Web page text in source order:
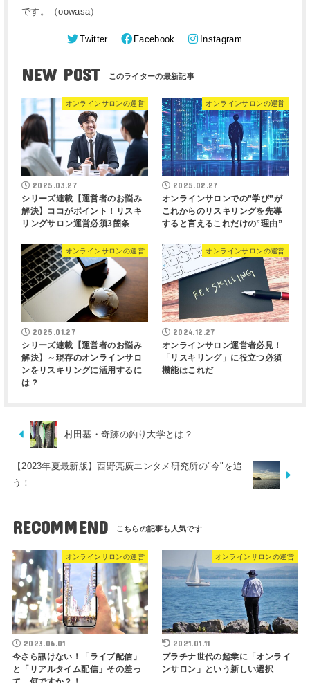
です。（oowasa）
Twitter Facebook Instagram
NEW POST
オンラインサロンの運営
2025.03.27
シリーズ連載【運営者のお悩み
解決】ココがポイント！リスキ
リングサロン運営必須3箇条
オンラインサロンの運営
2025.02.27
オンラインサロンでの”学び”が
これからのリスキリングを先導
すると言えるこれだけの”理由”
オンラインサロンの運営
2025.01.27
シリーズ連載【運営者のお悩み
解決】～現存のオンラインサロ
ンをリスキリングに活用するに
は？
オンラインサロンの運営
2024.12.27
オンラインサロン運営者必見！
「リスキリング」に役立つ必須
機能はこれだ
村田基・奇跡の釣り大学とは？
【2023年夏最新版】西野亮廣エンタメ研究所の"今"を追
う！
RECOMMEND
オンラインサロンの運営
2023.06.01
今さら訊けない！「ライブ配信」
と「リアルタイム配信」その差っ
オンラインサロンの運営
2021.01.11
プラチナ世代の起業に「オンライ
ンサロン」という新しい選択